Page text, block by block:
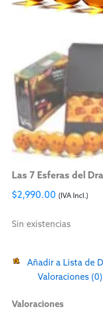
Las 7 Esferas del
$2,990.00 (IVA Incl.)
Sin existencias
Añadir a Lista de
Valoraciones (0)
Valoraciones